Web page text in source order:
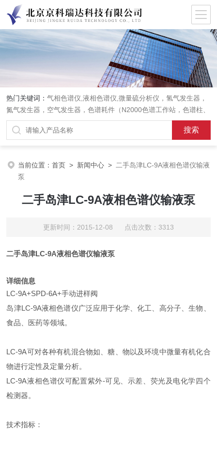
热门关键词：气相色谱仪,液相色谱仪,微量硫分析仪，氢气发生器，
氮气发生器，空气发生器，色谱耗件（N2000色谱工作站，色谱柱、
阀件、进样器、色谱担体），顶空进样器，热解析仪，紫外分光光度
计，原子吸收分光光度计，傅立叶红外光谱仪，分析天平等常规实验
当前位置：首页 > 新闻中心 > 二手岛津LC-9A液相色谱仪输液
泵
二手岛津LC-9A液相色谱仪输液泵
更新时间：2015-12-08 点击次数：3313
二手岛津LC-9A液相色谱仪输液泵
详细信息
LC-9A+SPD-6A+手动进样阀
岛津LC-9A液相色谱仪广泛应用于化学、化工、高分子、生物、
食品、医药等领域。
LC-9A可对各种有机混合物如、糖、物以及环境中微量有机化合
物进行定性及定量分析。
LC-9A液相色谱仪可配置紫外-可见、示差、荧光及电化学四个
检测器。
技术指标：